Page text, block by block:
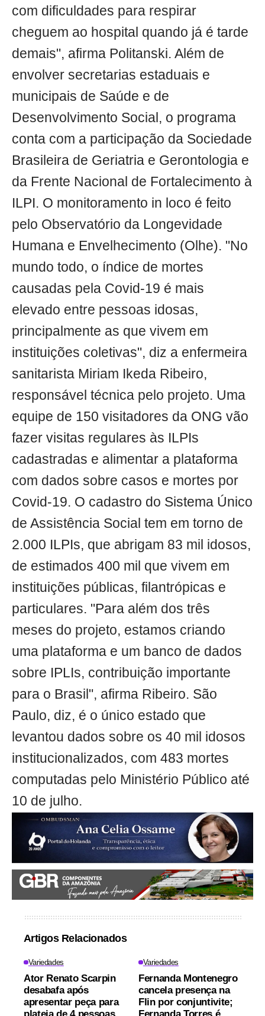
com dificuldades para respirar
cheguem ao hospital quando já é tarde
demais", afirma Politanski. Além de
envolver secretarias estaduais e
municipais de Saúde e de
Desenvolvimento Social, o programa
conta com a participação da Sociedade
Brasileira de Geriatria e Gerontologia e
da Frente Nacional de Fortalecimento à
ILPI. O monitoramento in loco é feito
pelo Observatório da Longevidade
Humana e Envelhecimento (Olhe). "No
mundo todo, o índice de mortes
causadas pela Covid-19 é mais
elevado entre pessoas idosas,
principalmente as que vivem em
instituições coletivas", diz a enfermeira
sanitarista Miriam Ikeda Ribeiro,
responsável técnica pelo projeto. Uma
equipe de 150 visitadores da ONG vão
fazer visitas regulares às ILPIs
cadastradas e alimentar a plataforma
com dados sobre casos e mortes por
Covid-19. O cadastro do Sistema Único
de Assistência Social tem em torno de
2.000 ILPIs, que abrigam 83 mil idosos,
de estimados 400 mil que vivem em
instituições públicas, filantrópicas e
particulares. "Para além dos três
meses do projeto, estamos criando
uma plataforma e um banco de dados
sobre IPLIs, contribuição importante
para o Brasil", afirma Ribeiro. São
Paulo, diz, é o único estado que
levantou dados sobre os 40 mil idosos
institucionalizados, com 483 mortes
computadas pelo Ministério Público até
10 de julho.
Artigos Relacionados
Variedades
Ator Renato Scarpin
desabafa após
apresentar peça para
plateia de 4 pessoas
Variedades
Fernanda Montenegro
cancela presença na
Flin por conjuntivite;
Fernanda Torres é